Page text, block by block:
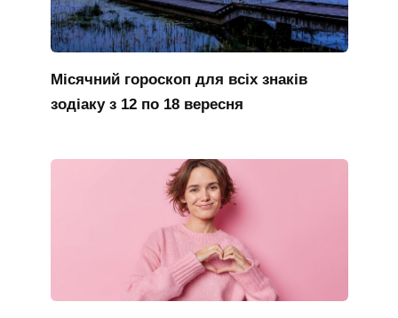
Місячний гороскоп для всіх знаків
зодіаку з 12 по 18 вересня